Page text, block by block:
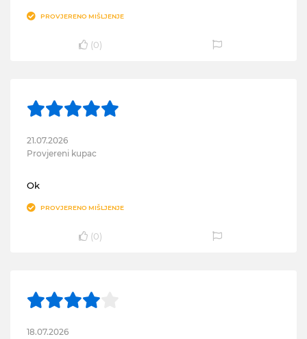
PROVJERENO MIŠLJENJE
(0)
21.07.2026
Provjereni kupac
Ok
PROVJERENO MIŠLJENJE
(0)
18.07.2026